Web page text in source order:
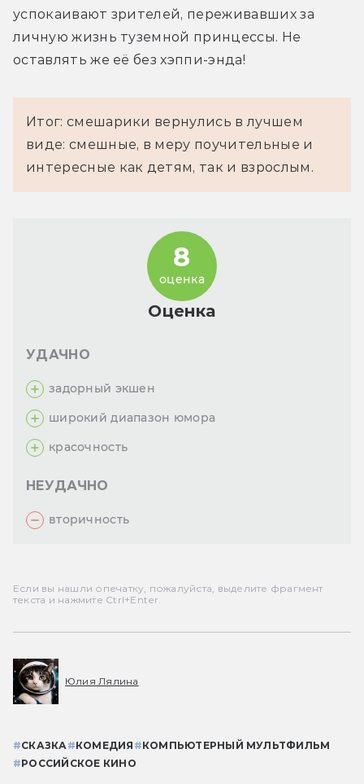
успокаивают зрителей, переживавших за
личную жизнь туземной принцессы. Не
оставлять же её без хэппи-энда!
Итог: смешарики вернулись в лучшем
виде: смешные, в меру поучительные и
интересные как детям, так и взрослым.
Оценка
8
оценка
УДАЧНО
задорный экшен
широкий диапазон юмора
красочность
НЕУДАЧНО
вторичность
Если вы нашли опечатку, пожалуйста, выделите фрагмент
текста и нажмите Ctrl+Enter.
Юлия Лялина
#СКАЗКА #КОМЕДИЯ #КОМПЬЮТЕРНЫЙ МУЛЬТФИЛЬМ
#РОССИЙСКОЕ КИНО